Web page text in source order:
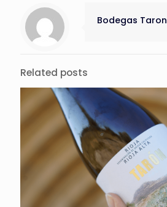
Bodegas Taron
Related posts